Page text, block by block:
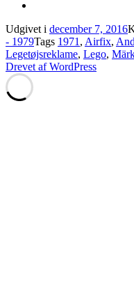
Udgivet i december 7, 2016
- 1979Tags 1971 , Airfix,
Legetøjsreklame, Lego,
Drevet af WordPress